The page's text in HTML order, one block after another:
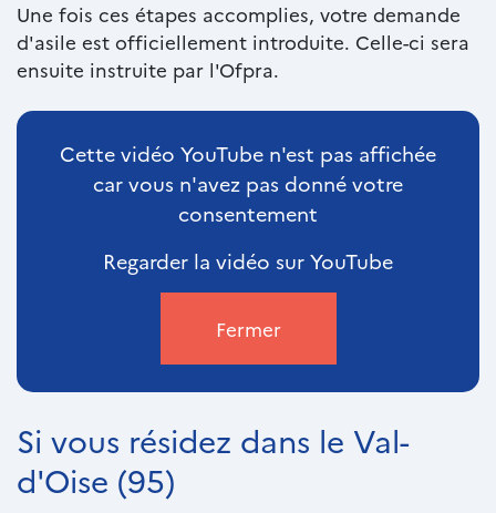
Une fois ces étapes accomplies, votre demande
d'asile est officiellement introduite. Celle-ci sera
ensuite instruite par l'Ofpra.
Texte
richeCette vidéo YouTube n'est pas affichée
car vous n'avez pas donné votre
consentement
Regarder la vidéo sur YouTube
Fermer
Texte
riche
Si vous résidez dans le Val-
d'Oise (95)